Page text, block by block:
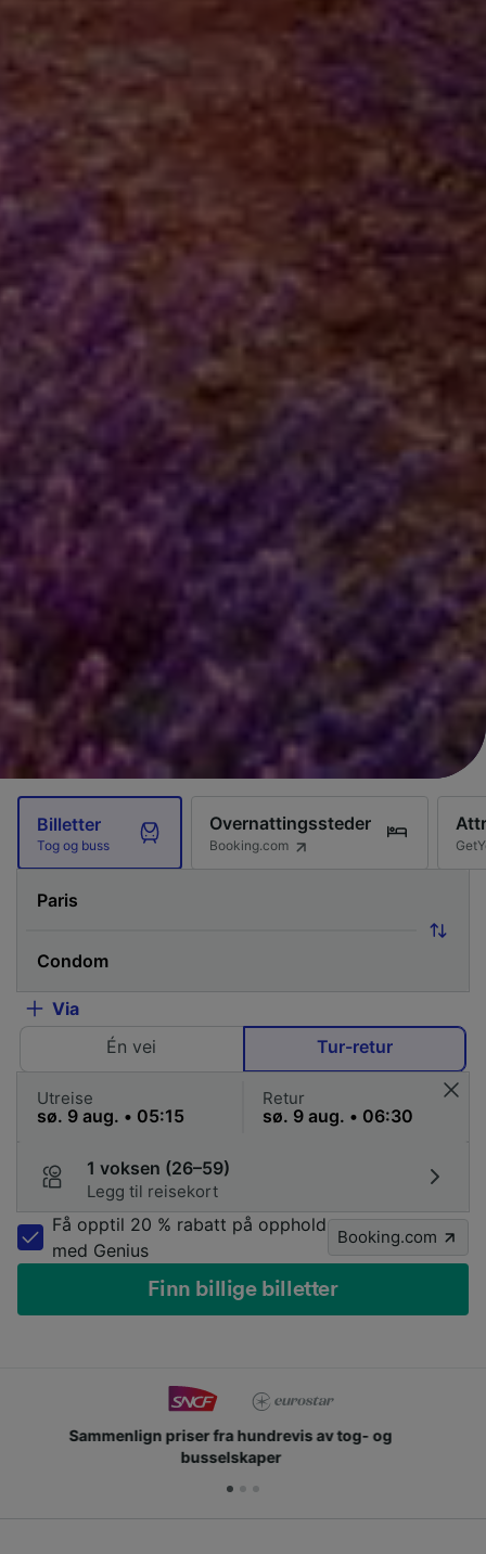
Billetter
Tog og buss
Overnattingssteder
Booking.com
Via
Én vei
Tur-retur
Utreise Retur
1 voksen (26–59)
Legg til reisekort
Få opptil 20 % rabatt på opphold
med Genius
Booking.com
Finn billige billetter
Slutt deg til millioner av mennesker som bruker oss
hver dag